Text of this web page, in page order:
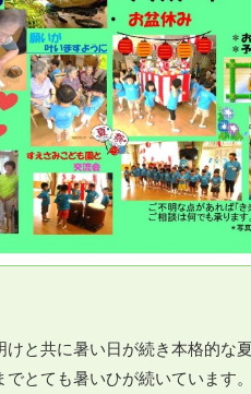
と共に暑い日が続き本格的な
とても暑いひが続いています